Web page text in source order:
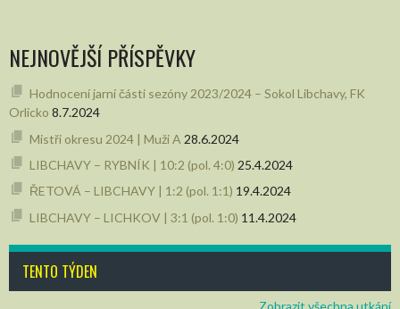
NEJNOVĚJŠÍ PŘÍSPĚVKY
Hodnocení jarní části sezóny 2023/2024 – Sokol Libchavy, FK
Orlicko 8.7.2024
Mistři okresu 2024 | Muži A 28.6.2024
LIBCHAVY – RYBNÍK | 10:2 (pol. 4:0) 25.4.2024
ŘETOVÁ – LIBCHAVY | 1:2 (pol. 1:1) 19.4.2024
LIBCHAVY – LICHKOV | 3:1 (pol. 1:0) 11.4.2024
TENTO TÝDEN
Zobrazit všechna utkání